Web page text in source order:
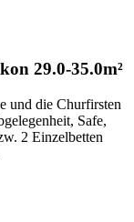
29.0-35.0m²
und die Churfirsten
Safe,
2 Einzelbetten